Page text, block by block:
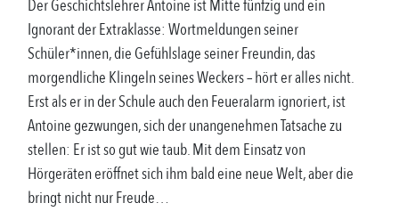
Der Geschichtslehrer Antoine ist Mitte fünfzig und ein
Ignorant der Extraklasse: Wortmeldungen seiner
Schüler*innen, die Gefühlslage seiner Freundin, das
morgendliche Klingeln seines Weckers – hört er alles nicht.
Erst als er in der Schule auch den Feueralarm ignoriert, ist
Antoine gezwungen, sich der unangenehmen Tatsache zu
stellen: Er ist so gut wie taub. Mit dem Einsatz von
Hörgeräten eröffnet sich ihm bald eine neue Welt, aber die
bringt nicht nur Freude…